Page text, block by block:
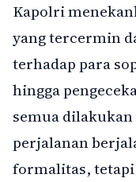
Kapolri
yang tercermin
terhadap para
hingga
semua
perjalanan
formalitas,